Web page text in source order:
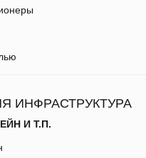
ИНФРАСТРУКТУРА
И Т.П.